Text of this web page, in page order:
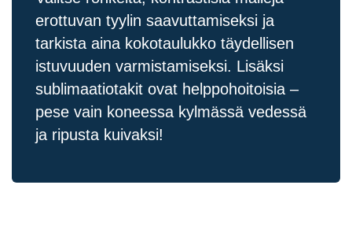
erottuvan tyylin saavuttamiseksi ja
tarkista aina kokotaulukko täydellisen
istuvuuden varmistamiseksi. Lisäksi
sublimaatiotakit ovat helppohoitoisia –
pese vain koneessa kylmässä vedessä
ja ripusta kuivaksi!